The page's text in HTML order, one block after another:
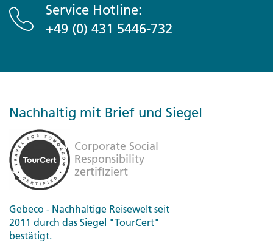
Service Hotline:
+49 (0) 431 5446-732
Nachhaltig mit Brief und Siegel
Gebeco - Nachhaltige Reisewelt seit
2011 durch das Siegel "TourCert"
bestätigt.